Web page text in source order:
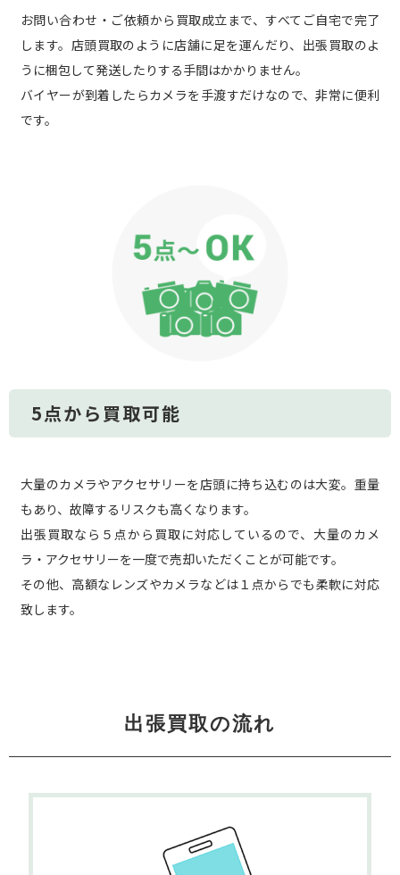
お問い合わせ・ご依頼から買取成立まで、すべてご自宅で完了
します。店頭買取のように店舗に足を運んだり、出張買取のよ
うに梱包して発送したりする手間はかかりません。
バイヤーが到着したらカメラを手渡すだけなので、非常に便利
です。
5点から買取可能
大量のカメラやアクセサリーを店頭に持ち込むのは大変。重量
もあり、故障するリスクも高くなります。
出張買取なら５点から買取に対応しているので、大量のカメ
ラ・アクセサリーを一度で売却いただくことが可能です。
その他、高額なレンズやカメラなどは１点からでも柔軟に対応
致します。
出張買取の流れ